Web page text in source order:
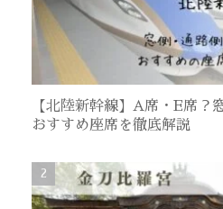
【北陸新幹線】A席・E席？
おすすめ座席を徹底解説